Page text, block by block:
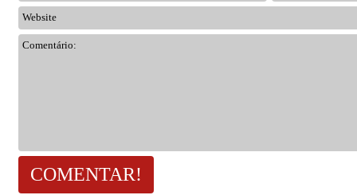
Website
Comentário: